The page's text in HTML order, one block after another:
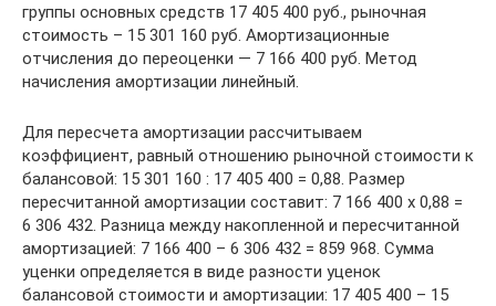
группы основных средств 17 405 400 руб., рыночная
стоимость – 15 301 160 руб. Амортизационные
отчисления до переоценки — 7 166 400 руб. Метод
начисления амортизации линейный.
Для пересчета амортизации рассчитываем
коэффициент, равный отношению рыночной стоимости к
балансовой: 15 301 160 : 17 405 400 = 0,88. Размер
пересчитанной амортизации составит: 7 166 400 x 0,88 =
6 306 432. Разница между накопленной и пересчитанной
амортизацией: 7 166 400 – 6 306 432 = 859 968. Сумма
уценки определяется в виде разности уценок
балансовой стоимости и амортизации: 17 405 400 – 15